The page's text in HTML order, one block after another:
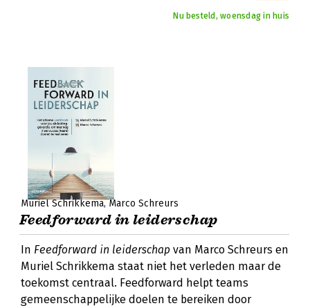
Nu besteld, woensdag in huis
Muriel Schrikkema Marco Schreurs
Feedforward in leiderschap
In Feedforward in leiderschap van Marco Schreurs en
Muriel Schrikkema staat niet het verleden maar de
toekomst centraal. Feedforward helpt teams
gemeenschappelijke doelen te bereiken door